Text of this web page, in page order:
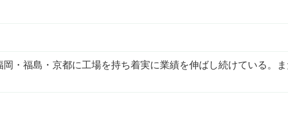
・福島・京都に工場を持ち着実に業績を伸ばし続けている。